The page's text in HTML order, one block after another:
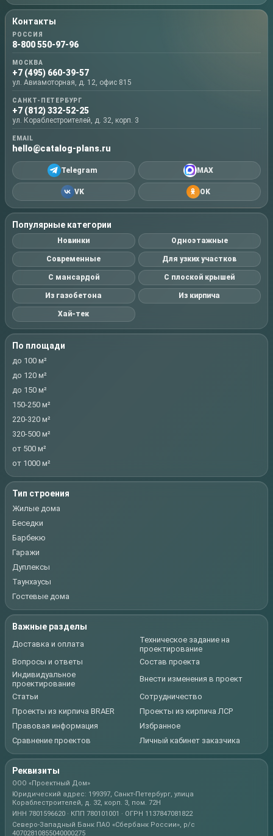
Контакты
РОССИЯ
8-800 550-97-96
МОСКВА
+7 (495) 660-39-57
ул. Авиамоторная, д. 12, офис 815
САНКТ-ПЕТЕРБУРГ
+7 (812) 332-52-25
ул. Кораблестроителей, д. 32, корп. 3
EMAIL
hello@catalog-plans.ru
Telegram MAX
VK OK
Популярные категории
Новинки Одноэтажные
Современные Для узких участков
С мансардой С плоской крышей
Из газобетона Из кирпича
Хай-тек
По площади
до 100 м²
до 120 м²
до 150 м²
150-250 м²
220-320 м²
320-500 м²
от 500 м²
от 1000 м²
Тип строения
Жилые дома
Беседки
Барбекю
Гаражи
Дуплексы
Таунхаусы
Гостевые дома
Важные разделы
Доставка и оплата
Техническое задание на
проектирование
Вопросы и ответы
Состав проекта
Индивидуальное
проектирование
Внести изменения в проект
Статьи
Сотрудничество
Проекты из кирпича BRAER
Проекты из кирпича ЛСР
Правовая информация
Избранное
Сравнение проектов
Личный кабинет заказчика
Реквизиты
ООО «Проектный Дом»
Юридический адрес: 199397, Санкт-Петербург, улица
Кораблестроителей, д. 32, корп. 3, пом. 72Н
ИНН 7801596620 · КПП 780101001 · ОГРН 1137847081822
Северо-Западный Банк ПАО «Сбербанк России», р/с
40702810855040000275